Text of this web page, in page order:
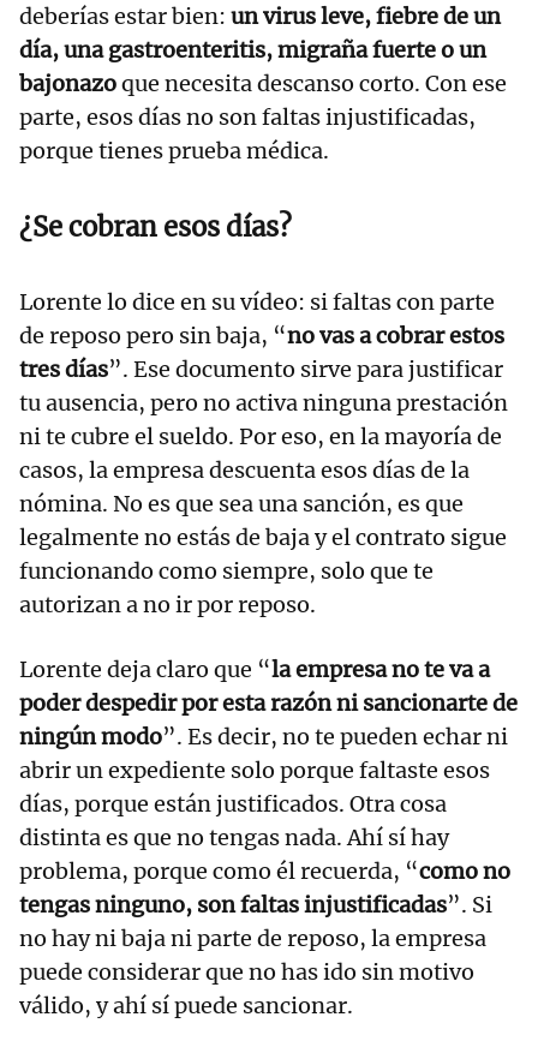
deberías estar bien: un virus leve, fiebre de un
día, una gastroenteritis, migraña fuerte o un
bajonazoque necesita descanso corto. Con ese
parte, esos días no son faltas injustificadas,
porque tienes prueba médica.
¿Se cobran esos días?
Lorente lo dice en su vídeo: si faltas con parte
de reposo pero sin baja, “no vas a cobrar estos
tres días”. Ese documento sirve para justificar
tu ausencia, pero no activa ninguna prestación
ni te cubre el sueldo. Por eso, en la mayoría de
casos, la empresa descuenta esos días de la
nómina. No es que sea una sanción, es que
legalmente no estás de baja y el contrato sigue
funcionando como siempre, solo que te
autorizan a no ir por reposo.
Lorente deja claro que “la empresa no te va a
poder despedir por esta razón ni sancionarte de
ningún modo”. Es decir, no te pueden echar ni
abrir un expediente solo porque faltaste esos
días, porque están justificados. Otra cosa
distinta es que no tengas nada. Ahí sí hay
problema, porque como él recuerda, “como no
tengas ninguno, son faltas injustificadas”. Si
no hay ni baja ni parte de reposo, la empresa
puede considerar que no has ido sin motivo
válido, y ahí sí puede sancionar.